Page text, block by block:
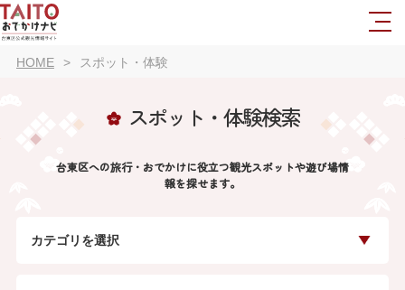
HOME スポット・体験
スポット・体験検索
台東区への旅行・おでかけに役立つ観光スポットや遊び場情
報を探せます。
カテゴリを選択